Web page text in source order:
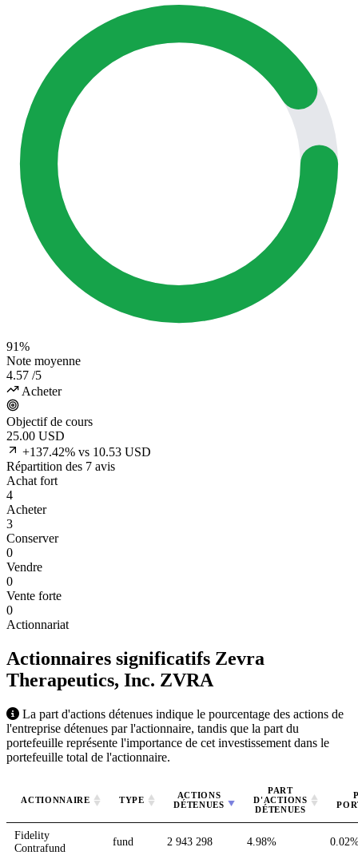
91%
Note moyenne
4.57 /5
Acheter
Objectif de cours
25.00 USD
+137.42% vs 10.53 USD
Répartition des 7 avis
Achat fort
4
Acheter
3
Conserver
0
Vendre
0
Vente forte
0
Actionnariat
Actionnaires significatifs Zevra
Therapeutics, Inc. ZVRA
La part d'actions détenues indique le pourcentage des actions de
l'entreprise détenues par l'actionnaire, tandis que la part du
portefeuille représente l'importance de cet investissement dans le
portefeuille total de l'actionnaire.
ACTIONNAIRE TYPE
ACTIONS
DÉTENUES
PART
D'ACTIONS
DÉTENUES
Fidelity
Contrafund
fund 2 943 298 4.98%